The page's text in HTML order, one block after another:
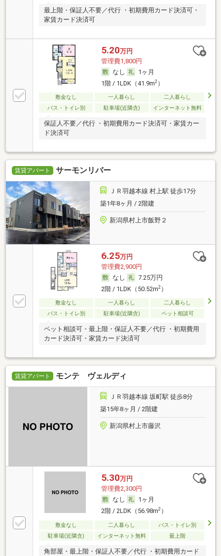
最上階・保証人不要／代行 ・初期費用カード決済可・
家賃カード決済可
5.20万円
管理費1,800円
なし
1ヶ月
1階 / 1LDK（41.9m2）
敷金なし 一人暮らし
二人暮らし
バス・トイレ別
駐車場(近隣含) インターネット無料
保証人不要／代行 ・初期費用カード決済可・家賃カー
ド決済可
賃貸アパート サーモンリバー
ＪＲ羽越本線 村上駅 徒歩17分
築1年8ヶ月 / 2階建
新潟県村上市飯野２
6.25万円
管理費2,900円
なし
7.25万円
2階 / 1LDK（50.52m2）
敷金なし 一人暮らし
二人暮らし
バス・トイレ別
駐車場(近隣含) ペット相談可
ペット相談可・最上階・保証人不要／代行 ・初期費用
カード決済可・家賃カード決済可
賃貸アパート モンテ ヴェルディ
ＪＲ羽越本線 坂町駅 徒歩8分
築15年8ヶ月 / 2階建
新潟県村上市藤沢
5.30万円
管理費2,300円
なし
1ヶ月
2階 / 2LDK（56.98m2）
敷金なし 二人暮らし
バス・トイレ別
駐車場(近隣含)
インターネット無料 最上階
角部屋・最上階・保証人不要／代行 ・初期費用カード